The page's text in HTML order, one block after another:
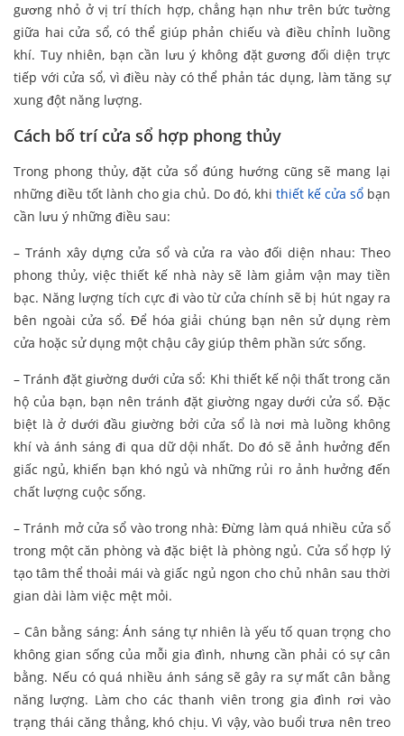
gương nhỏ ở vị trí thích hợp, chẳng hạn như trên bức tường
giữa hai cửa sổ, có thể giúp phản chiếu và điều chỉnh luồng
khí. Tuy nhiên, bạn cần lưu ý không đặt gương đối diện trực
tiếp với cửa sổ, vì điều này có thể phản tác dụng, làm tăng sự
xung đột năng lượng.
Cách bố trí cửa sổ hợp phong thủy
Trong phong thủy, đặt cửa sổ đúng hướng cũng sẽ mang lại
những điều tốt lành cho gia chủ. Do đó, khi thiết kế cửa sổ bạn
cần lưu ý những điều sau:
– Tránh xây dựng cửa sổ và cửa ra vào đối diện nhau: Theo
phong thủy, việc thiết kế nhà này sẽ làm giảm vận may tiền
bạc. Năng lượng tích cực đi vào từ cửa chính sẽ bị hút ngay ra
bên ngoài cửa sổ. Để hóa giải chúng bạn nên sử dụng rèm
cửa hoặc sử dụng một chậu cây giúp thêm phần sức sống.
– Tránh đặt giường dưới cửa sổ: Khi thiết kế nội thất trong căn
hộ của bạn, bạn nên tránh đặt giường ngay dưới cửa sổ. Đặc
biệt là ở dưới đầu giường bởi cửa sổ là nơi mà luồng không
khí và ánh sáng đi qua dữ dội nhất. Do đó sẽ ảnh hưởng đến
giấc ngủ, khiến bạn khó ngủ và những rủi ro ảnh hưởng đến
chất lượng cuộc sống.
– Tránh mở cửa sổ vào trong nhà: Đừng làm quá nhiều cửa sổ
trong một căn phòng và đặc biệt là phòng ngủ. Cửa sổ hợp lý
tạo tâm thể thoải mái và giấc ngủ ngon cho chủ nhân sau thời
gian dài làm việc mệt mỏi.
– Cân bằng sáng: Ánh sáng tự nhiên là yếu tố quan trọng cho
không gian sống của mỗi gia đình, nhưng cần phải có sự cân
bằng. Nếu có quá nhiều ánh sáng sẽ gây ra sự mất cân bằng
năng lượng. Làm cho các thanh viên trong gia đình rơi vào
trạng thái căng thẳng, khó chịu. Vì vậy, vào buổi trưa nên treo